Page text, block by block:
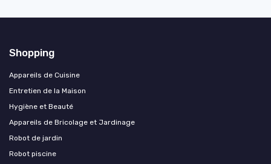
Shopping
Appareils de Cuisine
Entretien de la Maison
Hygiène et Beauté
Appareils de Bricolage et Jardinage
Robot de jardin
Robot piscine